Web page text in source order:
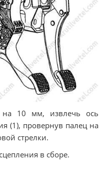
на 10 мм, извлечь ось
(1), провернув палец на
стрелки.
в сборе.